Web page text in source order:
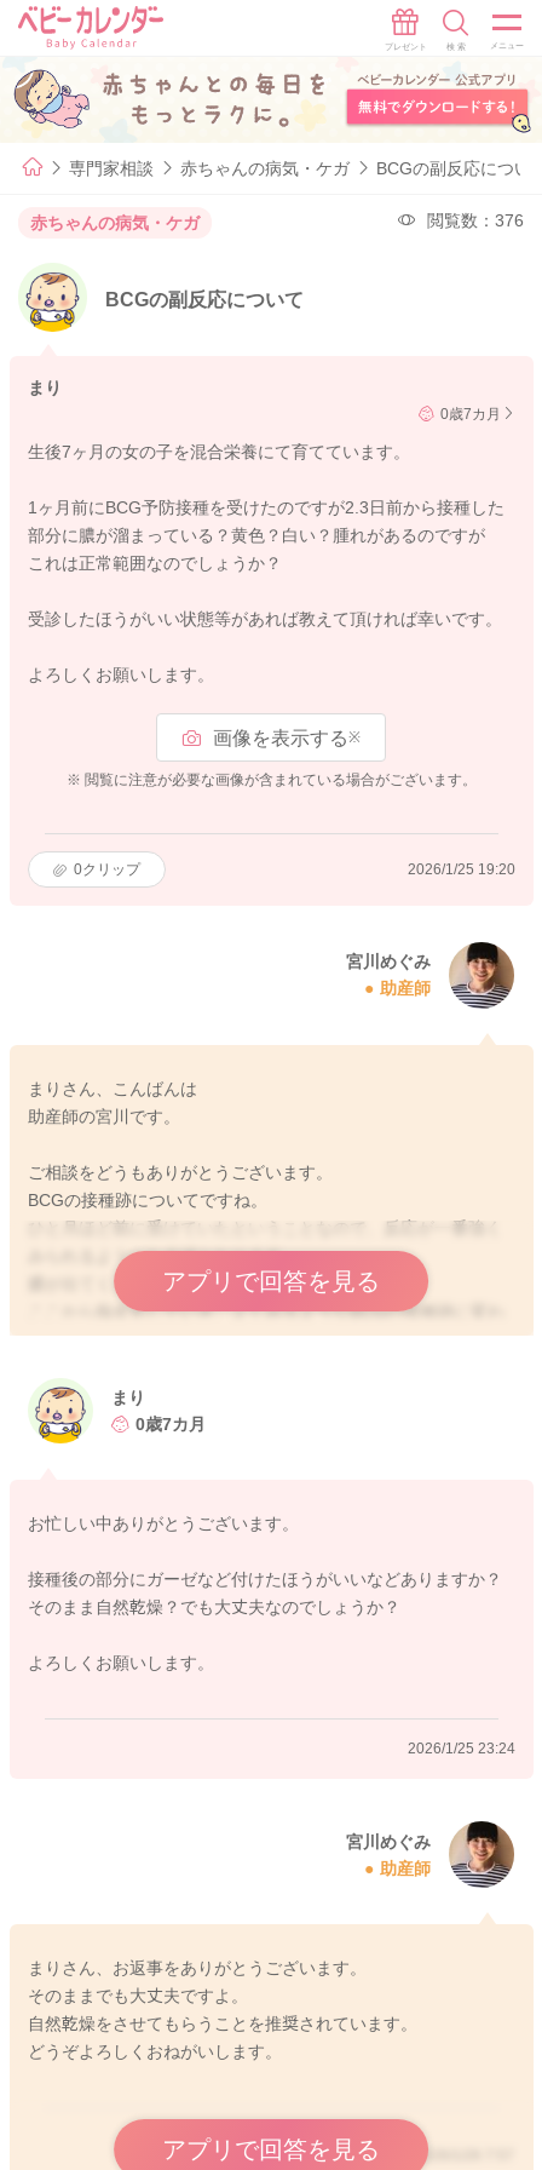
専門家相談 赤ちゃんの病気・ケガ BCGの副反応につい
赤ちゃんの病気・ケガ 閲覧数：376
BCGの副反応について
まり
0歳7カ月
生後7ヶ月の女の子を混合栄養にて育てています。
1ヶ月前にBCG予防接種を受けたのですが2.3日前から接種した
部分に膿が溜まっている？黄色？白い？腫れがあるのですが
これは正常範囲なのでしょうか？
受診したほうがいい状態等があれば教えて頂ければ幸いです。
よろしくお願いします。
画像を表示する※
※ 閲覧に注意が必要な画像が含まれている場合がございます。
0クリップ 2026/1/25 19:20
宮川めぐみ
助産師
まりさん、こんばんは
助産師の宮川です。
ご相談をどうもありがとうございます。
BCGの接種跡についてですね。
ひと月ほど前に受けていたということなので、反応が一番強く
みられるようになる頃となります。
膿が出てくることも少なくありません。
ここから痂皮化していき、よくみるようなBCGの接種跡に変わ
っていきますよ。
どうぞよろしくお願いします。
アプリで回答を見る
まり
0歳7カ月
お忙しい中ありがとうございます。
接種後の部分にガーゼなど付けたほうがいいなどありますか？
そのまま自然乾燥？でも大丈夫なのでしょうか？
よろしくお願いします。
2026/1/25 23:24
宮川めぐみ
助産師
まりさん、お返事をありがとうございます。
そのままでも大丈夫ですよ。
自然乾燥をさせてもらうことを推奨されています。
どうぞよろしくおねがいします。
アプリで回答を見る 2026/1/26 7:57